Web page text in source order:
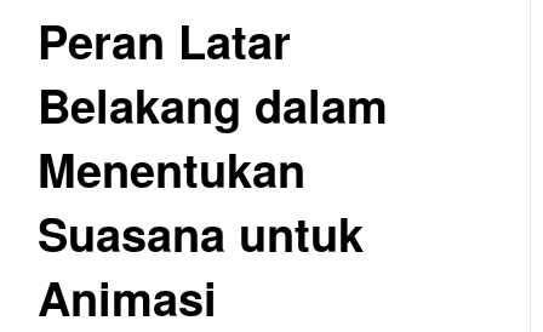
Peran Latar
Belakang dalam
Menentukan
Suasana untuk
Animasi